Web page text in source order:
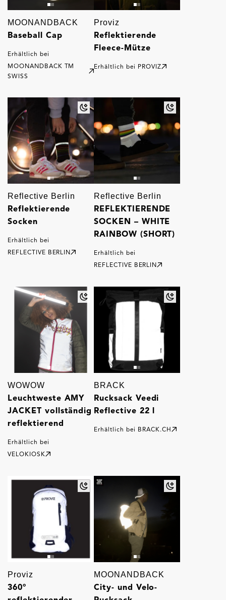
MOONANDBACK
Baseball Cap
Erhältlich bei
MOONANDBACK TM
SWISS
Proviz
Reflektierende
Fleece-Mütze
Erhältlich bei PROVIZ
Reflective Berlin
Reflektierende
Socken
Erhältlich bei
REFLECTIVE BERLIN
Reflective Berlin
REFLEKTIERENDE
SOCKEN – WHITE
RAINBOW (SHORT)
Erhältlich bei
REFLECTIVE BERLIN
WOWOW
Leuchtweste AMY
JACKET vollständig
reflektierend
Erhältlich bei
VELOKIOSK
BRACK
Rucksack Veedi
Reflective 22 l
Erhältlich bei BRACK.CH
Proviz
360°
MOONANDBACK
City- und Velo-